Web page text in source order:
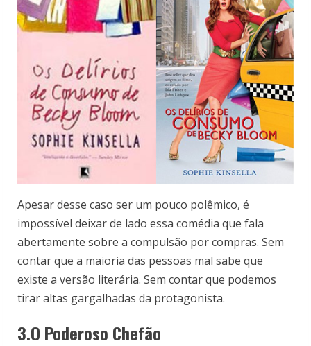
Apesar desse caso ser um pouco polêmico, é
impossível deixar de lado essa comédia que fala
abertamente sobre a compulsão por compras. Sem
contar que a maioria das pessoas mal sabe que
existe a versão literária. Sem contar que podemos
tirar altas gargalhadas da protagonista.
3.O Poderoso Chefão